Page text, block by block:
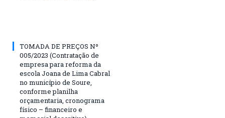
TOMADA DE PREÇOS Nº
005/2023 (Contratação de
empresa para reforma da
escola Joana de Lima Cabral
no município de Soure,
conforme planilha
orçamentaria, cronograma
físico – financeiro e